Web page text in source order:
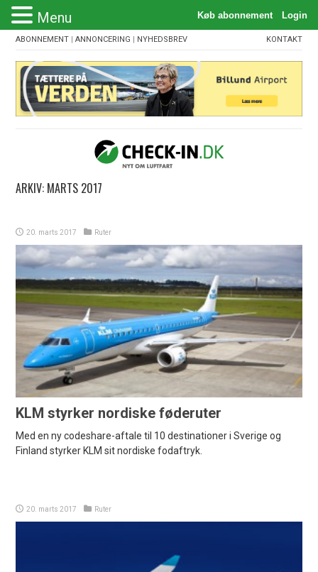
ABONNEMENT |ANNONCERING | NYHEDSBREV KONTAKT
ARKIV: MARTS 2017
20. marts 2017 Ruter
KLM styrker nordiske føderuter
Med en ny codeshare-aftale til 10 destinationer i Sverige og
Finland styrker KLM sit nordiske fodaftryk.
20. marts 2017 Ruter
Menu